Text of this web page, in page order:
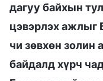
дагуу байхын
цэвэрлэх ажлыг
чи зөвхөн золин
байдалд хүрч